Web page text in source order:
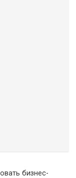
бизнес-